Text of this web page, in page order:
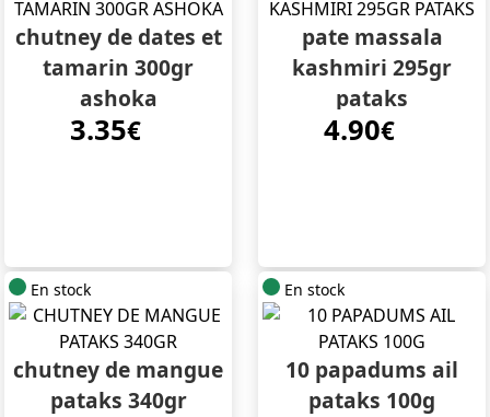
chutney de dates et
tamarin 300gr
ashoka
3.35€
pate massala
kashmiri 295gr
pataks
4.90€
En stock
chutney de mangue
pataks 340gr
En stock
10 papadums ail
pataks 100g